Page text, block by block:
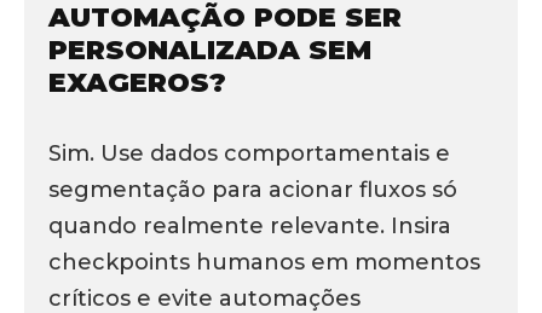
AUTOMAÇÃO PODE SER
PERSONALIZADA SEM
EXAGEROS?
Sim. Use dados comportamentais e
segmentação para acionar fluxos só
quando realmente relevante. Insira
checkpoints humanos em momentos
críticos e evite automações